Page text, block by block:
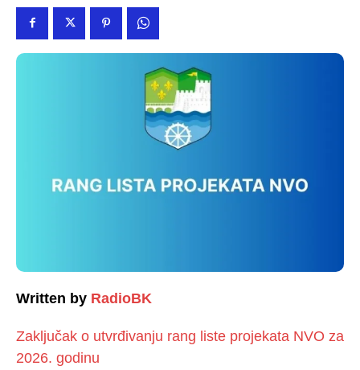
Written by RadioBK
Zaključak o utvrđivanju rang liste projekata NVO za
2026. godinu